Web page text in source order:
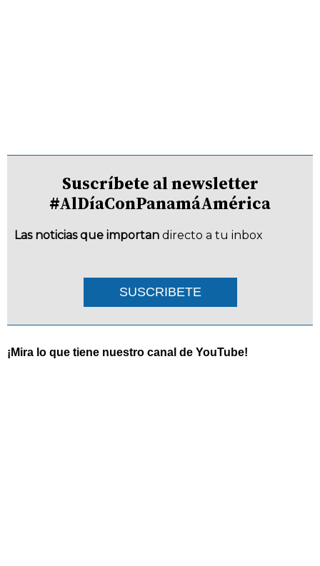
Suscríbete al newsletter
#AlDíaConPanamáAmérica
Las noticias que importan directo a tu inbox
SUSCRIBETE
¡Mira lo que tiene nuestro canal de YouTube!